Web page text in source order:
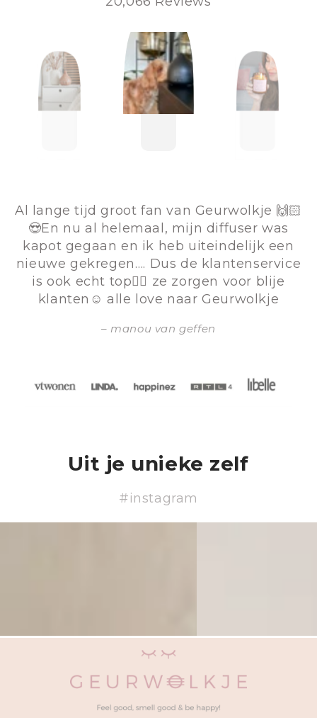
Al lange tijd groot fan van Geurwolkje 🙌🏻
😍En nu al helemaal, mijn diffuser was
kapot gegaan en ik heb uiteindelijk een
nieuwe gekregen…. Dus de klantenservice
is ook echt top👌🏻 ze zorgen voor blije
klanten☺️ alle love naar Geurwolkje
manou van geffen
Uit je unieke zelf
#instagram